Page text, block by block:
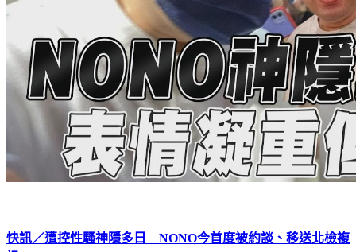
快訊／遭控性騷神隱多日 NONO今首度被約談、移送北檢複